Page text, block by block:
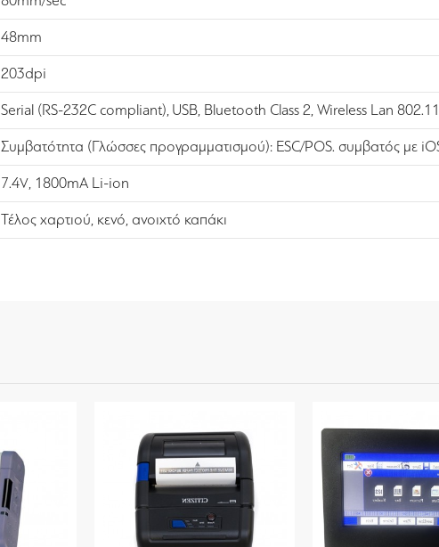
48mm
203dpi
Serial (RS-232C compliant), USB, Bluetooth Class 2, Wireless Lan
Συμβατότητα (Γλώσσες προγραμματισμού): ESC/POS. συμβατός με
7.4V, 1800mA Li-ion
Τέλος χαρτιού, κενό, ανοιχτό καπάκι